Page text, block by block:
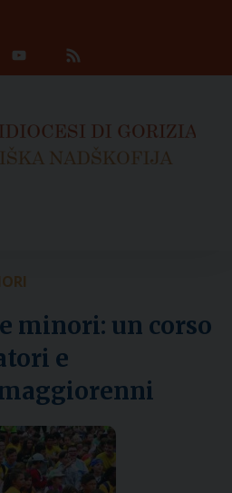
YouTube
Channel
minori: un corso
e